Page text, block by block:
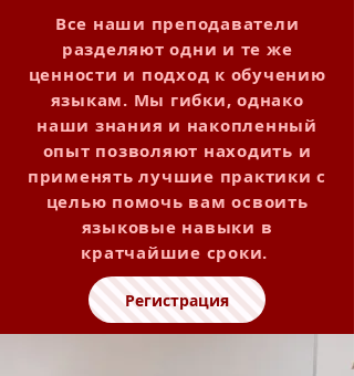
Все наши преподаватели
разделяют одни и те же
ценности и подход к обучению
языкам. Мы гибки, однако
наши знания и накопленный
опыт позволяют находить и
применять лучшие практики с
целью помочь вам освоить
языковые навыки в
кратчайшие сроки.
Регистрация